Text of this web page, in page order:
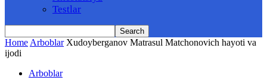
Testlar
Home Arboblar Xudoyberganov Matrasul Matchonovich hayoti va
ijodi
Arboblar